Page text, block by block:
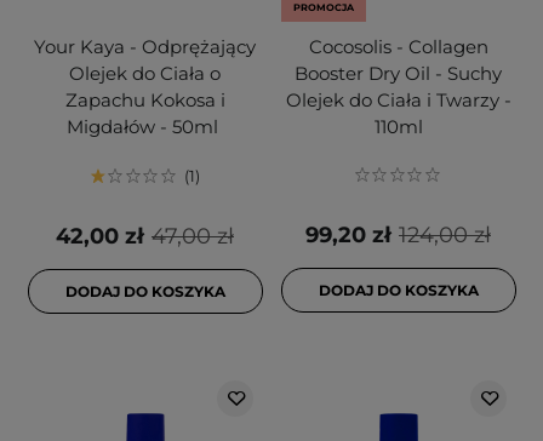
Your Kaya - Odprężający
Olejek do Ciała o
Zapachu Kokosa i
Migdałów - 50ml
1
47,00 zł
42,00 zł
DODAJ DO KOSZYKA
PROMOCJA
Cocosolis - Collagen
Booster Dry Oil - Suchy
Olejek do Ciała i Twarzy -
110ml
124,00 zł
99,20 zł
DODAJ DO KOSZYKA